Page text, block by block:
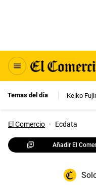
Temas del día Keiko
El Comercio · Ecdata
Añadir El